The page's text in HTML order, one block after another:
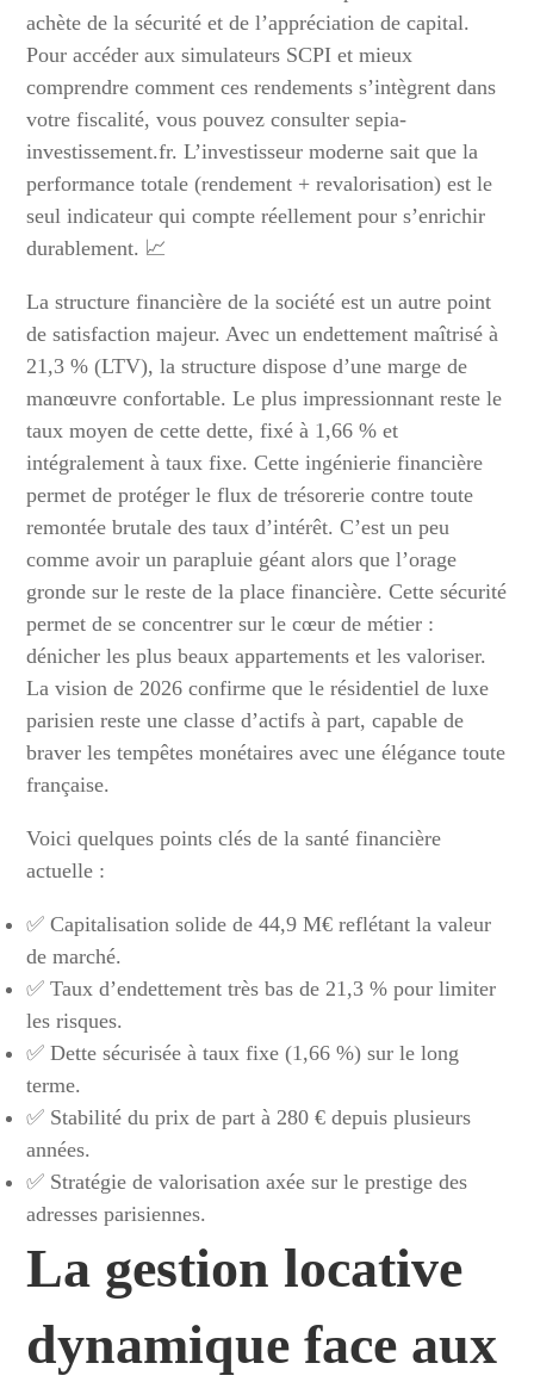
achète de la sécurité et de l’appréciation de capital.
Pour accéder aux simulateurs SCPI et mieux
comprendre comment ces rendements s’intègrent dans
votre fiscalité, vous pouvez consulter sepia-
investissement.fr. L’investisseur moderne sait que la
performance totale (rendement + revalorisation) est le
seul indicateur qui compte réellement pour s’enrichir
durablement. 📈
La structure financière de la société est un autre point
de satisfaction majeur. Avec un endettement maîtrisé à
21,3 % (LTV), la structure dispose d’une marge de
manœuvre confortable. Le plus impressionnant reste le
taux moyen de cette dette, fixé à 1,66 % et
intégralement à taux fixe. Cette ingénierie financière
permet de protéger le flux de trésorerie contre toute
remontée brutale des taux d’intérêt. C’est un peu
comme avoir un parapluie géant alors que l’orage
gronde sur le reste de la place financière. Cette sécurité
permet de se concentrer sur le cœur de métier :
dénicher les plus beaux appartements et les valoriser.
La vision de 2026 confirme que le résidentiel de luxe
parisien reste une classe d’actifs à part, capable de
braver les tempêtes monétaires avec une élégance toute
française.
Voici quelques points clés de la santé financière
actuelle :
✅ Capitalisation solide de 44,9 M€ reflétant la valeur
de marché.
✅ Taux d’endettement très bas de 21,3 % pour limiter
les risques.
✅ Dette sécurisée à taux fixe (1,66 %) sur le long
terme.
✅ Stabilité du prix de part à 280 € depuis plusieurs
années.
✅ Stratégie de valorisation axée sur le prestige des
adresses parisiennes.
La gestion locative
dynamique face aux